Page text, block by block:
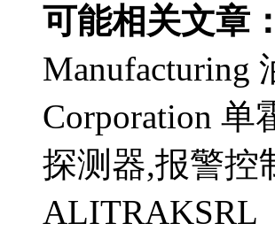
可能相关文章：
Manufacturing
Corporation
探测器,报警
ALITRAKSRL